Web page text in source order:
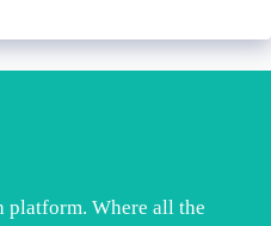
platform. Where all the